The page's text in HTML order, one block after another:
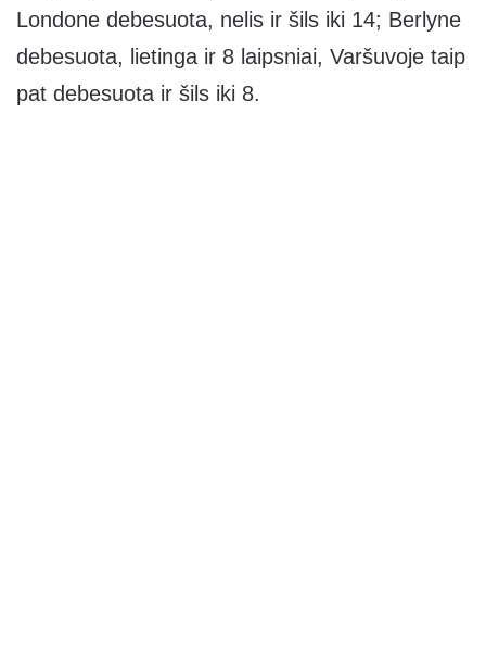
Londone debesuota, nelis ir šils iki 14; Berlyne
debesuota, lietinga ir 8 laipsniai, Varšuvoje taip
pat debesuota ir šils iki 8.